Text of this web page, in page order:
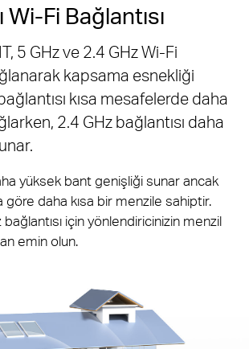
Fi Bağlantısı
5 GHz ve 2.4 GHz Wi-Fi
kapsama esnekliği
kısa mesafelerde daha
2.4 GHz bağlantısı daha
yüksek bant genişliği sunar ancak
göre daha kısa bir menzile sahiptir.
bağlantısı için yönlendiricinizin menzil
emin olun.